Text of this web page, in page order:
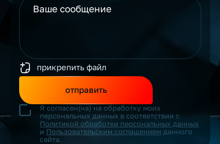
прикрепить файл
отправить
Я согласен(на) на обработку моих
персональных данных в соответствии с
Политикой обработки персональных данных
и Пользовательским соглашением данного
сайта.